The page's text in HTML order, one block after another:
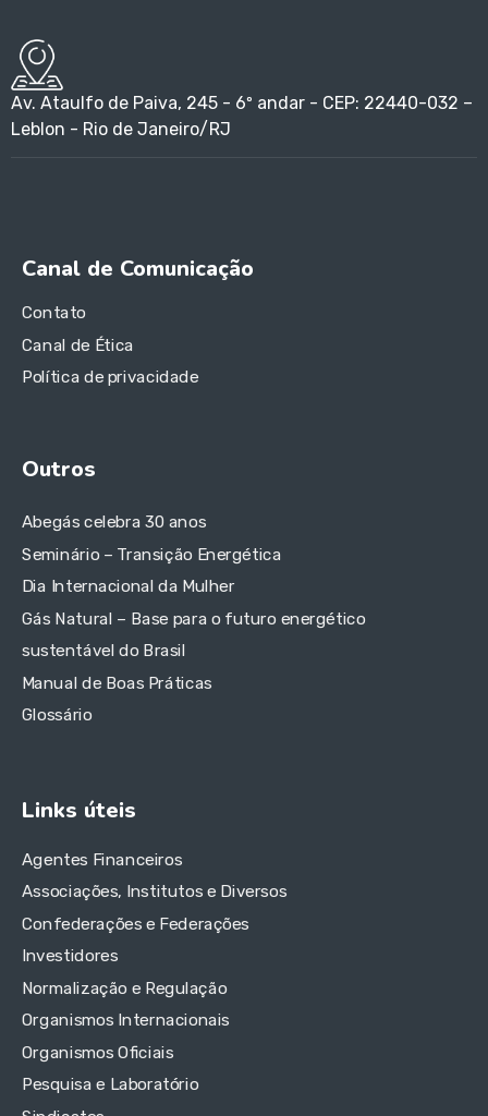
Av. Ataulfo de Paiva, 245 - 6º andar - CEP: 22440-032 –
Leblon - Rio de Janeiro/RJ
Canal de Comunicação
Contato
Canal de Ética
Política de privacidade
Outros
Abegás celebra 30 anos
Seminário – Transição Energética
Dia Internacional da Mulher
Gás Natural – Base para o futuro energético
sustentável do Brasil
Manual de Boas Práticas
Glossário
Links úteis
Agentes Financeiros
Associações, Institutos e Diversos
Confederações e Federações
Investidores
Normalização e Regulação
Organismos Internacionais
Organismos Oficiais
Pesquisa e Laboratório